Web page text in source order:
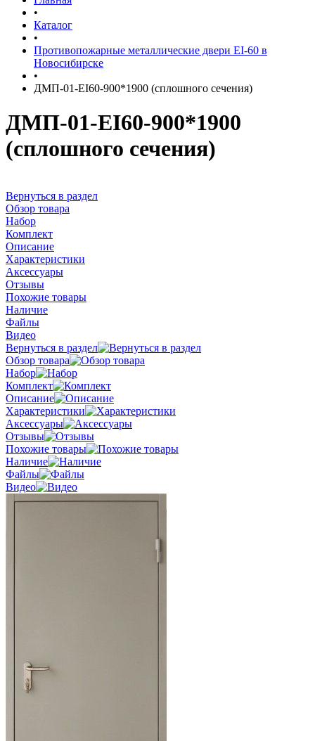
•
Каталог
•
Противопожарные металлические двери EI-60 в
Новосибирске
•
ДМП-01-EI60-900*1900 (сплошного сечения)
ДМП-01-EI60-900*1900
(сплошного сечения)
Вернуться в раздел
Обзор товара
Набор
Комплект
Описание
Характеристики
Аксессуары
Отзывы
Похожие товары
Наличие
Файлы
Видео
Вернуться в раздел
Обзор товара
Набор
Комплект
Описание
Характеристики
Аксессуары
Отзывы
Похожие товары
Наличие
Файлы
Видео